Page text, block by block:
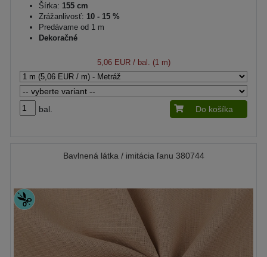
Šírka: 155 cm
Zrážanlivosť: 10 - 15 %
Predávame od 1 m
Dekoračné
5,06 EUR/ bal. (1 m)
bal. Do košíka
Bavlnená látka / imitácia ľanu 380744